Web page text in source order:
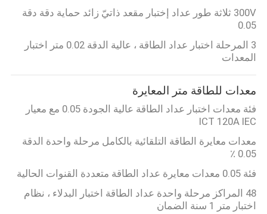
300V ثلاثة طور عداد إختبار مقعد ذاتيّ زائد حماية دقة دقة
0.05
3 المرحلة اختبار عداد الطاقة ، عالية الدقة 0.02 متر اختبار
المعدات
معدات للطاقة متر المعايرة
فئة معدات اختبار عداد الطاقة عالية الجودة 0.05 مع معيار
ICT 120A IEC
معدات معايرة الطاقة التلقائية بالكامل مرحلة واحدة الدقة
0.05 ٪
فئة 0.05 معدات معايرة عداد الطاقة متعددة القنوات الحالية
48 المراكز مرحلة واحدة عداد الطاقة اختبار البدلاء ، نظام
اختبار متر 1 سنة الضمان